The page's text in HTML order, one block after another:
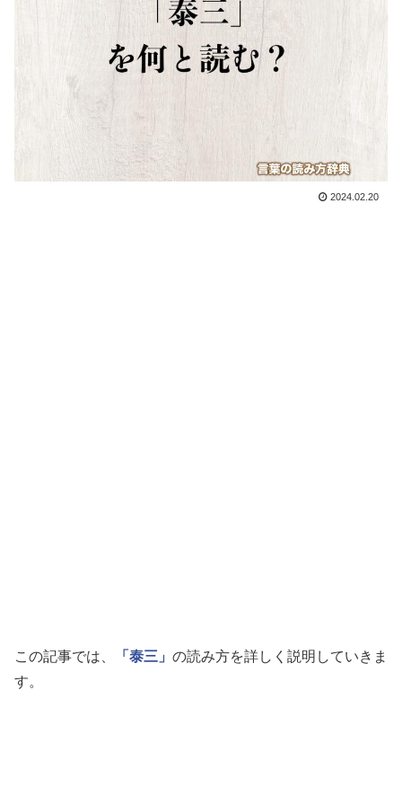
2024.02.20
この記事では、 「泰三」 の読み方を詳しく説明していきま
す。